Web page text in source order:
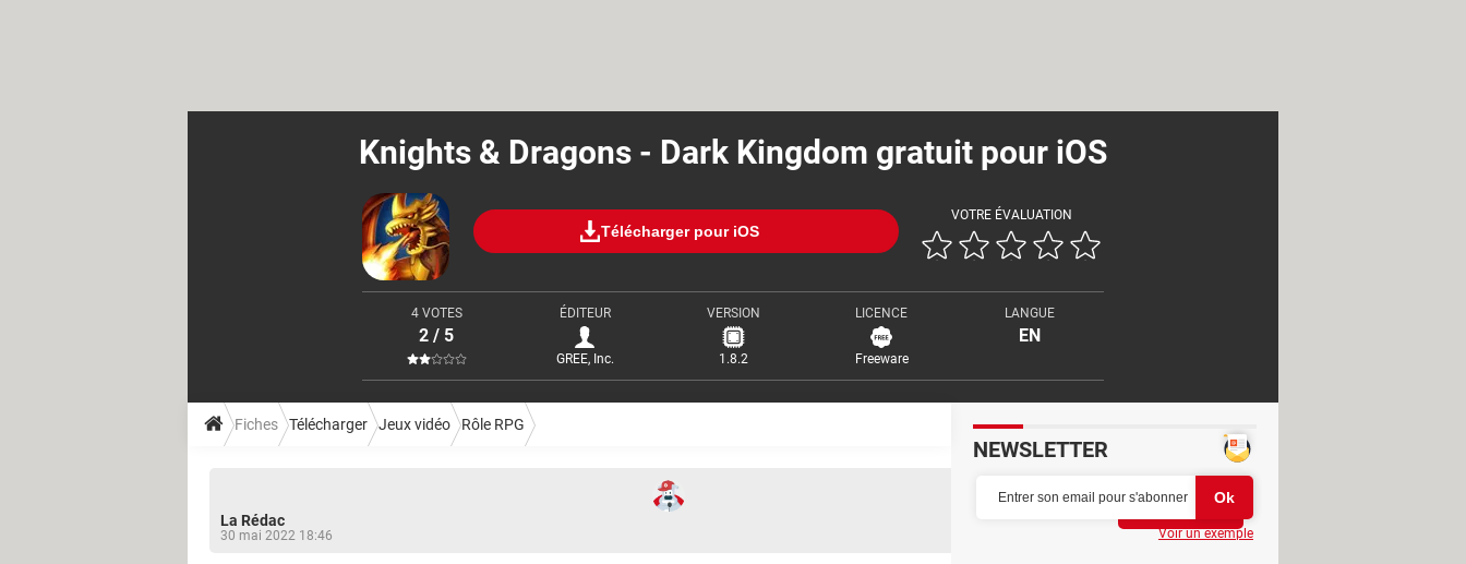
Knights & Dragons - Dark Kingdom gratuit pour iOS
Télécharger pour iOS
VOTRE ÉVALUATION
4 VOTES
2 / 5
ÉDITEUR
GREE, Inc.
VERSION
1.8.2
LICENCE
Freeware
LANGUE
EN
Fiches Télécharger Jeux vidéo Rôle RPG
La Rédac
30 mai 2022 18:46
NEWSLETTER
Voir un exemple